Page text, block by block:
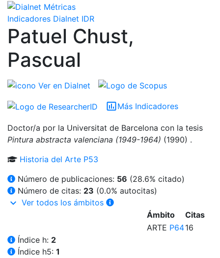
Indicadores Dialnet IDR
Patuel Chust,
Pascual
Ver en Dialnet
insert_chart_outlinedMás Indicadores
Doctor/a por la Universitat de Barcelona con la tesis
Pintura abstracta valenciana (1949-1964) (1990) .
Historia del Arte P53
Número de publicaciones: 56 (28.6% citado)
Número de citas: 23 (0.0% autocitas)
keyboard_arrow_down Ver todos los ámbitos
Ámbito
Citas
ARTE P6416
Índice h: 2
Índice h5: 1